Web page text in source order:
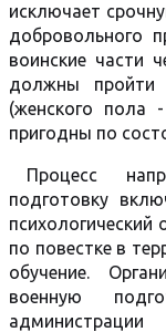
исключает
добровольного
воинские части
должны пройти
(женского пола
пригодны по
Процесс
подготовку
психологический
по повестке в
обучение.
военную